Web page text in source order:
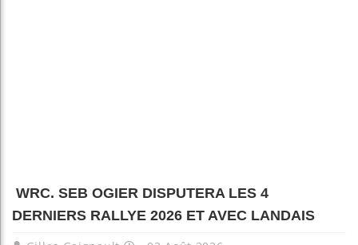
WRC. SEB OGIER DISPUTERA LES 4
DERNIERS RALLYE 2026 ET AVEC LANDAIS